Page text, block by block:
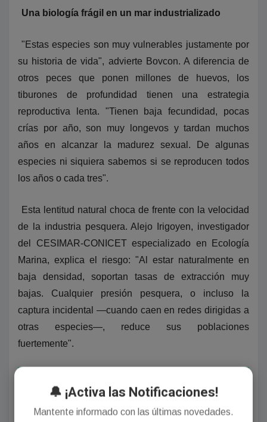
Una biología frágil en un mar industrializado
"Estas especies son muy vulnerables justamente por
su historia de vida", advierte Bovcon. A diferencia de
otros peces que ponen millones de huevos, los
tiburones de profundidad tienen una estrategia
reproductiva lenta. "Tienen baja fecundidad, pocas
crías por año, son muy longevos y tardan muchos
años en alcanzar la madurez sexual. De algunas
especies ni siquiera sabemos si se reproducen todos
los años o cada tres".
Esta lentitud natural choca de frente con la velocidad
de la industria pesquera. Alejo Irigoyen, investigador
del CESIMAR-CONICET especializado en Ecología
Marina, explica el riesgo: "Al estar naturalmente en
baja densidad, soportan tasas de extracción muy
bajas. Cualquier presión pesquera, o incluso la
captura incidental —cuando caen en redes dirigidas a
otras especies—, reduce sus poblaciones
fuertemente".
🔔 ¡Activa las Notificaciones!
Mantente informado con las últimas novedades.